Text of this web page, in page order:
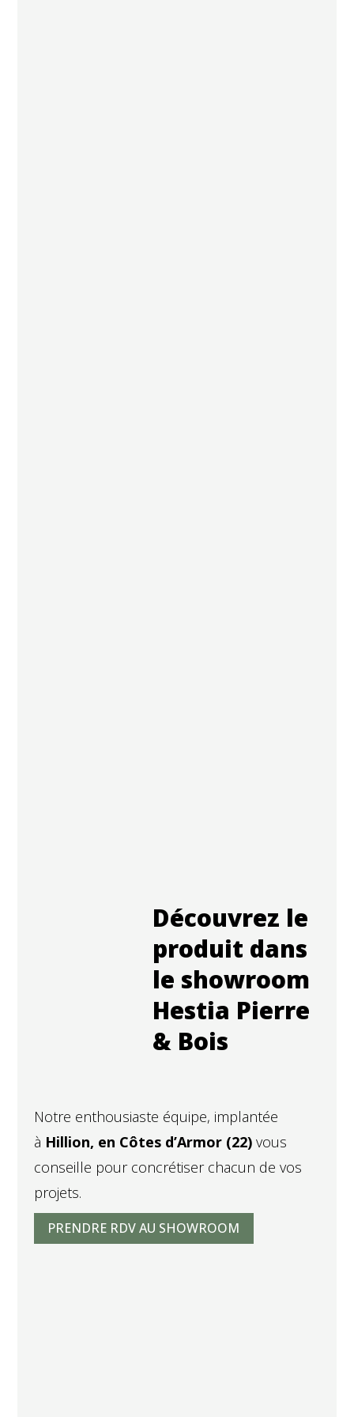
Découvrez le
produit dans
le showroom
Hestia Pierre
& Bois
Notre enthousiaste équipe, implantée
à Hillion, en Côtes d’Armor (22)vous
conseille pour concrétiser chacun de vos
projets.
PRENDRE RDV AU SHOWROOM